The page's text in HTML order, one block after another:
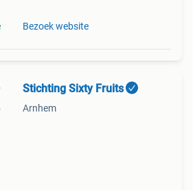
Bezoek website
Stichting Sixty Fruits
Arnhem